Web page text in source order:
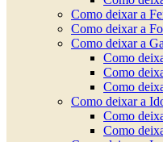
Como deixar a
Como deixar a
Como deixar a
Como
Como
Como
Como deixar a
Como
Como